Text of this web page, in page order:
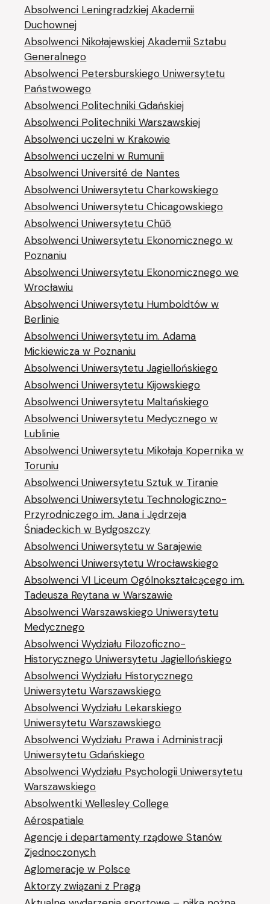
Absolwenci Leningradzkiej Akademii
Duchownej
Absolwenci Nikołajewskiej Akademii Sztabu
Generalnego
Absolwenci Petersburskiego Uniwersytetu
Państwowego
Absolwenci Politechniki Gdańskiej
Absolwenci Politechniki Warszawskiej
Absolwenci uczelni w Krakowie
Absolwenci uczelni w Rumunii
Absolwenci Université de Nantes
Absolwenci Uniwersytetu Charkowskiego
Absolwenci Uniwersytetu Chicagowskiego
Absolwenci Uniwersytetu Chūō
Absolwenci Uniwersytetu Ekonomicznego w
Poznaniu
Absolwenci Uniwersytetu Ekonomicznego we
Wrocławiu
Absolwenci Uniwersytetu Humboldtów w
Berlinie
Absolwenci Uniwersytetu im. Adama
Mickiewicza w Poznaniu
Absolwenci Uniwersytetu Jagiellońskiego
Absolwenci Uniwersytetu Kijowskiego
Absolwenci Uniwersytetu Maltańskiego
Absolwenci Uniwersytetu Medycznego w
Lublinie
Absolwenci Uniwersytetu Mikołaja Kopernika w
Toruniu
Absolwenci Uniwersytetu Sztuk w Tiranie
Absolwenci Uniwersytetu Technologiczno-
Przyrodniczego im. Jana i Jędrzeja
Śniadeckich w Bydgoszczy
Absolwenci Uniwersytetu w Sarajewie
Absolwenci Uniwersytetu Wrocławskiego
Absolwenci VI Liceum Ogólnokształcącego im.
Tadeusza Reytana w Warszawie
Absolwenci Warszawskiego Uniwersytetu
Medycznego
Absolwenci Wydziału Filozoficzno-
Historycznego Uniwersytetu Jagiellońskiego
Absolwenci Wydziału Historycznego
Uniwersytetu Warszawskiego
Absolwenci Wydziału Lekarskiego
Uniwersytetu Warszawskiego
Absolwenci Wydziału Prawa i Administracji
Uniwersytetu Gdańskiego
Absolwenci Wydziału Psychologii Uniwersytetu
Warszawskiego
Absolwentki Wellesley College
Aérospatiale
Agencje i departamenty rządowe Stanów
Zjednoczonych
Aglomeracje w Polsce
Aktorzy związani z Pragą